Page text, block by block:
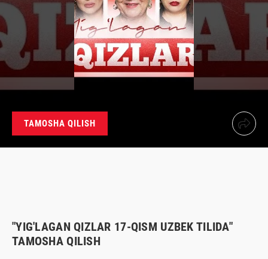
TAMOSHA QILISH
"YIG'LAGAN QIZLAR 17-QISM UZBEK TILIDA"
TAMOSHA QILISH